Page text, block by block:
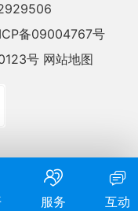
服务 互动
备09004767号
号 网站地图